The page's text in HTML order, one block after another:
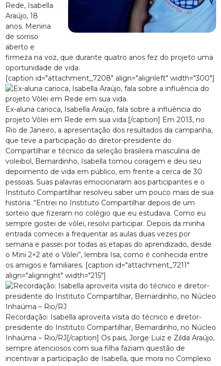
Rede, Isabella
Araújo, 18
anos. Menina
de sorriso
aberto e
firmeza na voz, que durante quatro anos fez do projeto uma
oportunidade de vida.
[caption id="attachment_7208" align="alignleft" width="300"]
Ex-aluna carioca, Isabella Araújo, fala sobre a influência do
projeto Vôlei em Rede em sua vida.[/caption] Em 2013, no
Rio de Janeiro, a apresentação dos resultados da campanha,
que teve a participação do diretor-presidente do
Compartilhar e técnico da seleção brasileira masculina de
voleibol, Bernardinho, Isabella tomou coragem e deu seu
depoimento de vida em público, em frente a cerca de 30
pessoas. Suas palavras emocionaram aos participantes e o
Instituto Compartilhar resolveu saber um pouco mais de sua
história. “Entrei no Instituto Compartilhar depois de um
sorteio que fizeram no colégio que eu estudava. Como eu
sempre gostei de vôlei, resolvi participar. Depois da minha
entrada comecei a frequentar as aulas duas vezes por
semana e passei por todas as etapas do aprendizado, desde
o Mini 2×2 até o Vôlei”, lembra Isa, como é conhecida entre
os amigos e familiares. [caption id="attachment_7211"
align="alignright" width="215"]
Recordação: Isabella aproveita visita do técnico e diretor-
presidente do Instituto Compartilhar, Bernardinho, no Núcleo
Inhaúma – Rio/RJ[/caption] Os pais, Jorge Luiz e Zilda Araújo,
sempre atenciosos com sua filha faziam questão de
incentivar a participação de Isabella, que mora no Complexo